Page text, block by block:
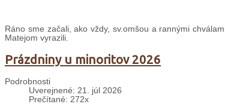
Ráno sme začali, ako vždy, sv.omšou a rannými
Matejom vyrazili.
Prázdniny u minoritov 2026
Podrobnosti
Uverejnené: 21. júl 2026
Prečítané: 272x